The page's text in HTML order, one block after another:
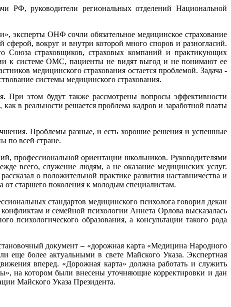
РФ, руководители региональных отделений Национальной
эксперты ОНФ сочли обязательное медицинское страхование
вокруг и внутри которой много споров и разногласий.
Союза страховщиков, страховых компаний и практикующих
к системе ОМС, пациенты не видят выгод и не понимают ее
медицинского страхования остается проблемой. Задача -
системы медицинского страхования.
При этом будут также рассмотрены вопросы эффективности
в реальности решается проблема кадров и заработной платы
Проблемы разные, и есть хорошие решения и успешные
по всей стране.
профессиональной ориентации школьников. Руководителями
всего, служение людям, а не оказание медицинских услуг.
о положительной практике развития наставничества и
старшего поколения к молодым специалистам.
стандартов медицинского психолога говорил декан
и семейной психологии Аннета Орлова высказалась
психологического образования, а консультации такого рода
документ – «дорожная карта «Медицина Народного
еще более актуальными в свете Майского Указа. Экспертная
вперед. «Дорожная карта» должна работать и служить
на котором были внесены уточняющие корректировки и дан
Майского Указа Президента.